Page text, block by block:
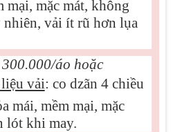
mại, mặc mát, không
vải ít rũ hơn lụa
00.000/áo hoặc
vải: co dzãn 4 chiều
mái, mềm mại, mặc
lót khi may.